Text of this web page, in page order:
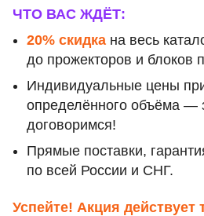
ЧТО ВАС ЖДЁТ:
20% скидка на весь
до прожекторов и блоков
Индивидуальные цены
определённого объёма —
договоримся!
Прямые поставки,
по всей России и СНГ.
Успейте! Акция действует